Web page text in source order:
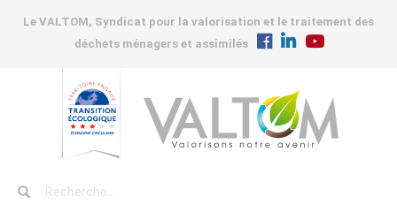
Le VALTOM, Syndicat pour la valorisation et le traitement des
déchets ménagers et assimilés